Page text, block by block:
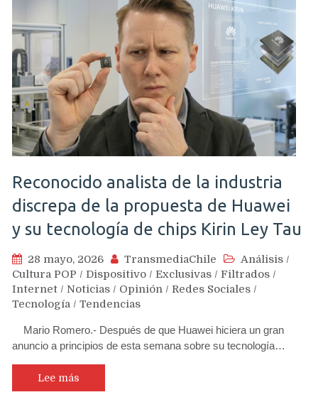
Reconocido analista de la industria
discrepa de la propuesta de Huawei
y su tecnología de chips Kirin Ley Tau
28 mayo, 2026 TransmediaChile Análisis /
Cultura POP / Dispositivo / Exclusivas / Filtrados /
Internet / Noticias / Opinión / Redes Sociales /
Tecnología / Tendencias
Mario Romero.- Después de que Huawei hiciera un gran
anuncio a principios de esta semana sobre su tecnología…
Lee más